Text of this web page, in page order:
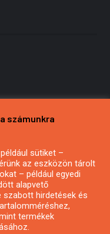
számunkra
sütiket –
az eszközön tárolt
– például egyedi
alapvető
hirdetések és
termékek